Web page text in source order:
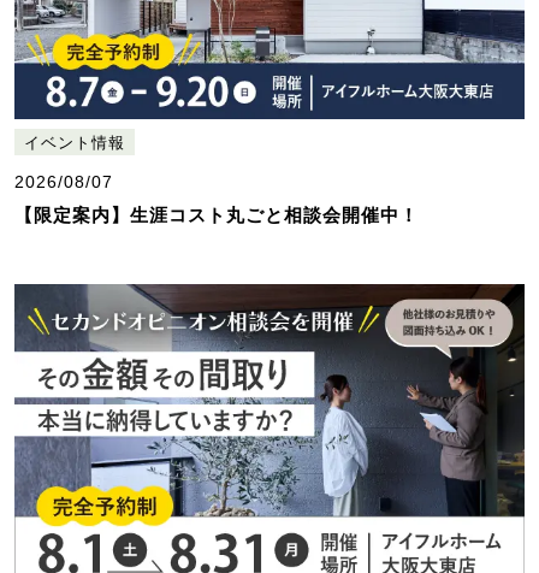
イベント情報
2026/08/07
【限定案内】生涯コスト丸ごと相談会開催中！